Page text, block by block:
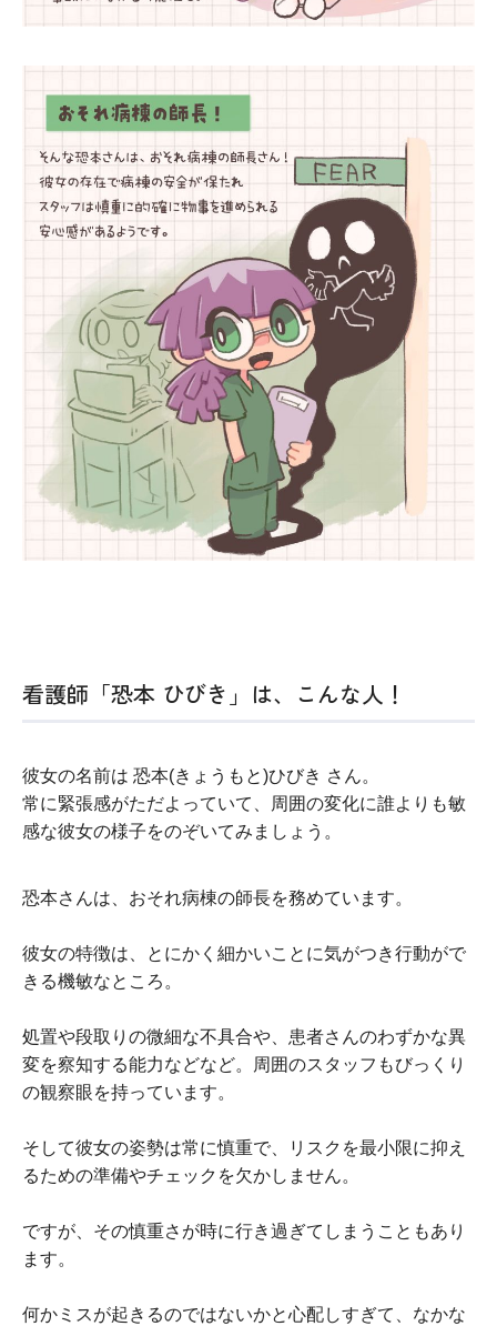
看護師「恐本 ひびき」は、こんな人！
彼女の名前は 恐本(きょうもと)ひびき さん。
常に緊張感がただよっていて、周囲の変化に誰よりも敏
感な彼女の様子をのぞいてみましょう。
恐本さんは、おそれ病棟の師長を務めています。
彼女の特徴は、とにかく細かいことに気がつき行動がで
きる機敏なところ。
処置や段取りの微細な不具合や、患者さんのわずかな異
変を察知する能力などなど。周囲のスタッフもびっくり
の観察眼を持っています。
そして彼女の姿勢は常に慎重で、リスクを最小限に抑え
るための準備やチェックを欠かしません。
ですが、その慎重さが時に行き過ぎてしまうこともあり
ます。
何かミスが起きるのではないかと心配しすぎて、なかな